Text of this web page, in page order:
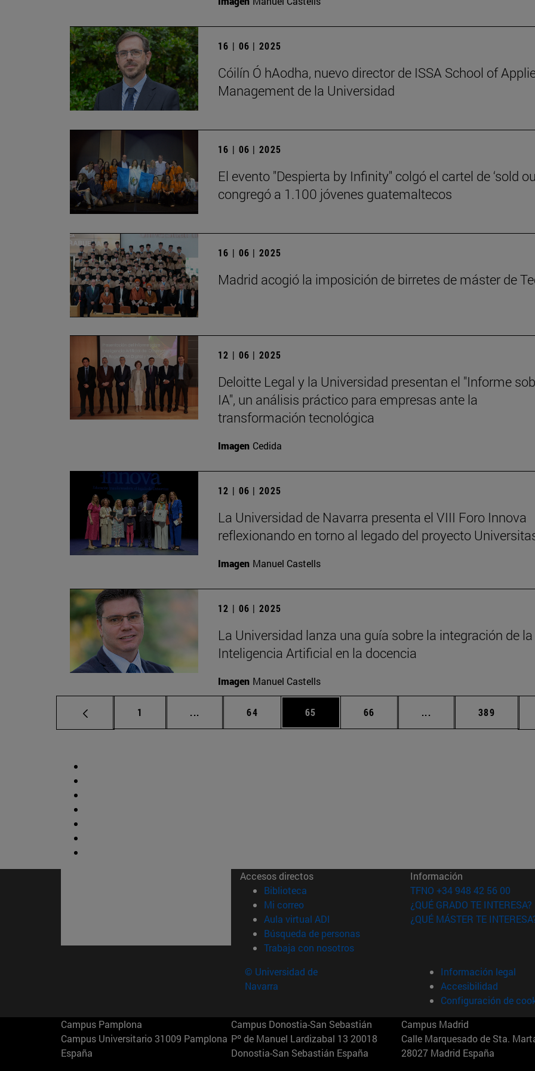
16 | 06 | 2025
Cóilín Ó hAodha, nuevo director de ISSA School of
Management de la Universidad
16 | 06 | 2025
El evento "Despierta by Infinity" colgó el cartel de ‘sold
congregó a 1.100 jóvenes guatemaltecos
16 | 06 | 2025
Madrid acogió la imposición de birretes de máster de
12 | 06 | 2025
Deloitte Legal y la Universidad presentan el "Informe
IA", un análisis práctico para empresas ante la
transformación tecnológica
Imagen Cedida
12 | 06 | 2025
La Universidad de Navarra presenta el VIII Foro Innova
reflexionando en torno al legado del proyecto
Imagen Manuel Castells
12 | 06 | 2025
La Universidad lanza una guía sobre la integración de la
Inteligencia Artificial en la docencia
Imagen Manuel Castells
Página
1 ... Páginas intermedias Use TAB para desplazarse.
Página
64 Página
65 Página
66 ... Páginas intermedias
Página
389
Accesos directos
Biblioteca (abre en nueva ventana)
Mi correo(abre en nueva ventana)
Aula virtual ADI (abre en nueva ventana)
Búsqueda de personas(abre en nueva ventana)
Trabaja con nosotros(abre en nueva ventana)
Información
TFNO +34 948 42 56 00
¿QUÉ GRADO TE INTERESA?
¿QUÉ MÁSTER TE
© Universidad de
Navarra
Información legal
Accesibilidad
Configuración de
Campus Pamplona
Campus Universitario 31009 Pamplona
España
Campus Donostia-San Sebastián
Pº de Manuel Lardizabal 13 20018
Donostia-San Sebastián España
Campus Madrid
Calle Marquesado de Sta.
28027 Madrid España